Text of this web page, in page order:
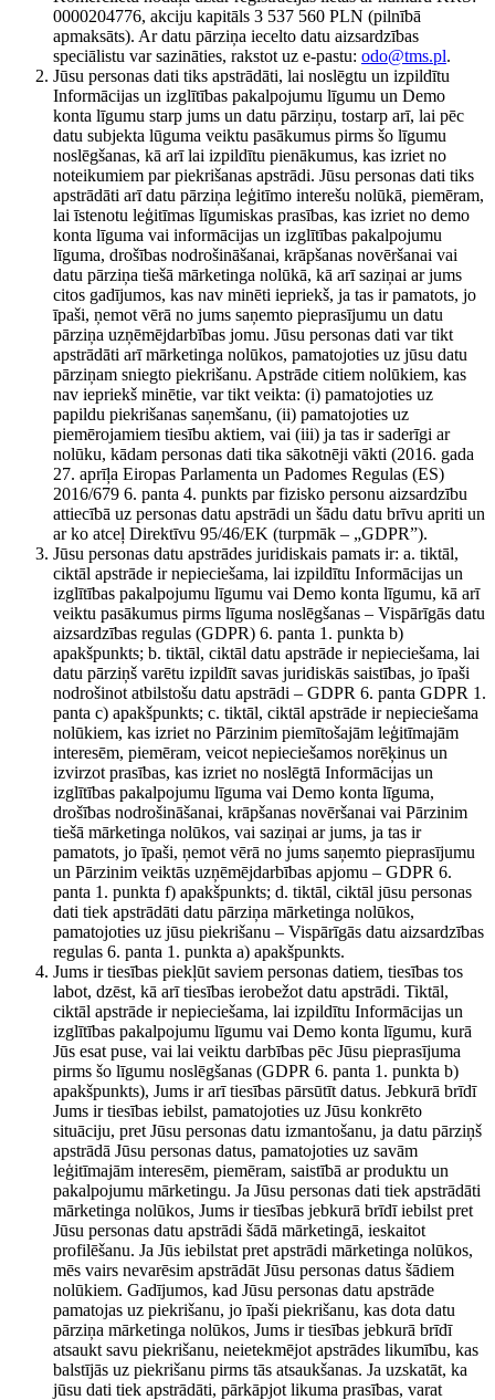
0000204776, akciju kapitāls 3 537 560 PLN (pilnībā
apmaksāts). Ar datu pārziņa iecelto datu aizsardzības
speciālistu var sazināties, rakstot uz e-pastu: odo@tms.pl.
Jūsu personas dati tiks apstrādāti, lai noslēgtu un izpildītu
Informācijas un izglītības pakalpojumu līgumu un Demo
konta līgumu starp jums un datu pārziņu, tostarp arī, lai pēc
datu subjekta lūguma veiktu pasākumus pirms šo līgumu
noslēgšanas, kā arī lai izpildītu pienākumus, kas izriet no
noteikumiem par piekrišanas apstrādi. Jūsu personas dati tiks
apstrādāti arī datu pārziņa leģitīmo interešu nolūkā, piemēram,
lai īstenotu leģitīmas līgumiskas prasības, kas izriet no demo
konta līguma vai informācijas un izglītības pakalpojumu
līguma, drošības nodrošināšanai, krāpšanas novēršanai vai
datu pārziņa tiešā mārketinga nolūkā, kā arī saziņai ar jums
citos gadījumos, kas nav minēti iepriekš, ja tas ir pamatots, jo
īpaši, ņemot vērā no jums saņemto pieprasījumu un datu
pārziņa uzņēmējdarbības jomu. Jūsu personas dati var tikt
apstrādāti arī mārketinga nolūkos, pamatojoties uz jūsu datu
pārziņam sniegto piekrišanu. Apstrāde citiem nolūkiem, kas
nav iepriekš minētie, var tikt veikta: (i) pamatojoties uz
papildu piekrišanas saņemšanu, (ii) pamatojoties uz
piemērojamiem tiesību aktiem, vai (iii) ja tas ir saderīgi ar
nolūku, kādam personas dati tika sākotnēji vākti (2016. gada
27. aprīļa Eiropas Parlamenta un Padomes Regulas (ES)
2016/679 6. panta 4. punkts par fizisko personu aizsardzību
attiecībā uz personas datu apstrādi un šādu datu brīvu apriti un
ar ko atceļ Direktīvu 95/46/EK (turpmāk – „GDPR”).
Jūsu personas datu apstrādes juridiskais pamats ir: a. tiktāl,
ciktāl apstrāde ir nepieciešama, lai izpildītu Informācijas un
izglītības pakalpojumu līgumu vai Demo konta līgumu, kā arī
veiktu pasākumus pirms līguma noslēgšanas – Vispārīgās datu
aizsardzības regulas (GDPR) 6. panta 1. punkta b)
apakšpunkts; b. tiktāl, ciktāl datu apstrāde ir nepieciešama, lai
datu pārziņš varētu izpildīt savas juridiskās saistības, jo īpaši
nodrošinot atbilstošu datu apstrādi – GDPR 6. panta GDPR 1.
panta c) apakšpunkts; c. tiktāl, ciktāl apstrāde ir nepieciešama
nolūkiem, kas izriet no Pārzinim piemītošajām leģitīmajām
interesēm, piemēram, veicot nepieciešamos norēķinus un
izvirzot prasības, kas izriet no noslēgtā Informācijas un
izglītības pakalpojumu līguma vai Demo konta līguma,
drošības nodrošināšanai, krāpšanas novēršanai vai Pārzinim
tiešā mārketinga nolūkos, vai saziņai ar jums, ja tas ir
pamatots, jo īpaši, ņemot vērā no jums saņemto pieprasījumu
un Pārzinim veiktās uzņēmējdarbības apjomu – GDPR 6.
panta 1. punkta f) apakšpunkts; d. tiktāl, ciktāl jūsu personas
dati tiek apstrādāti datu pārziņa mārketinga nolūkos,
pamatojoties uz jūsu piekrišanu – Vispārīgās datu aizsardzības
regulas 6. panta 1. punkta a) apakšpunkts.
Jums ir tiesības piekļūt saviem personas datiem, tiesības tos
labot, dzēst, kā arī tiesības ierobežot datu apstrādi. Tiktāl,
ciktāl apstrāde ir nepieciešama, lai izpildītu Informācijas un
izglītības pakalpojumu līgumu vai Demo konta līgumu, kurā
Jūs esat puse, vai lai veiktu darbības pēc Jūsu pieprasījuma
pirms šo līgumu noslēgšanas (GDPR 6. panta 1. punkta b)
apakšpunkts), Jums ir arī tiesības pārsūtīt datus. Jebkurā brīdī
Jums ir tiesības iebilst, pamatojoties uz Jūsu konkrēto
situāciju, pret Jūsu personas datu izmantošanu, ja datu pārziņš
apstrādā Jūsu personas datus, pamatojoties uz savām
leģitīmajām interesēm, piemēram, saistībā ar produktu un
pakalpojumu mārketingu. Ja Jūsu personas dati tiek apstrādāti
mārketinga nolūkos, Jums ir tiesības jebkurā brīdī iebilst pret
Jūsu personas datu apstrādi šādā mārketingā, ieskaitot
profilēšanu. Ja Jūs iebilstat pret apstrādi mārketinga nolūkos,
mēs vairs nevarēsim apstrādāt Jūsu personas datus šādiem
nolūkiem. Gadījumos, kad Jūsu personas datu apstrāde
pamatojas uz piekrišanu, jo īpaši piekrišanu, kas dota datu
pārziņa mārketinga nolūkos, Jums ir tiesības jebkurā brīdī
atsaukt savu piekrišanu, neietekmējot apstrādes likumību, kas
balstījās uz piekrišanu pirms tās atsaukšanas. Ja uzskatāt, ka
jūsu dati tiek apstrādāti, pārkāpjot likuma prasības, varat